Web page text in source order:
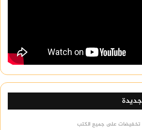
ويعتمد عليه في تقديم المحاضرات
يمكن للطلاب من خلال النظام
الافتراضية، الاطلاع على مواد
يساهم النظام في جعل
وكفاءة، حيث يتواصل الطلاب
ويشاركون في النقاشات الصفية
تخفيضات على جميع الكتب